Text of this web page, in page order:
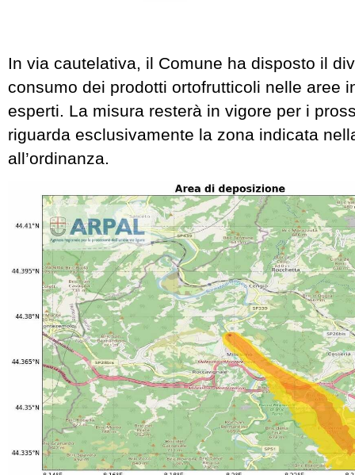
In via cautelativa, il Comune ha disposto il
consumo dei prodotti ortofrutticoli nelle aree
esperti. La misura resterà in vigore per i
riguarda esclusivamente la zona indicata
all’ordinanza.